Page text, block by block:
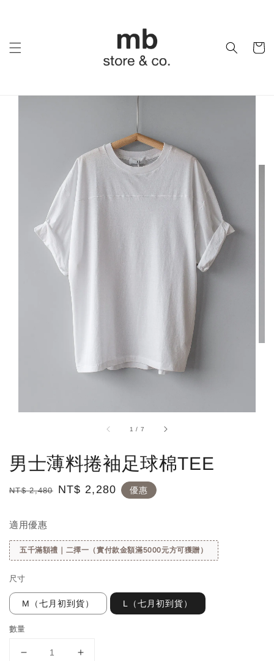
1 / 7
男士薄料捲袖足球棉TEE
Regular
NT$ 2,480
Sale
NT$ 2,280 優惠
適用優惠
五千滿額禮｜二擇一（實付款金額滿5000元方可獲贈）
尺寸
M（七月初到貨） L（七月初到貨）
數量